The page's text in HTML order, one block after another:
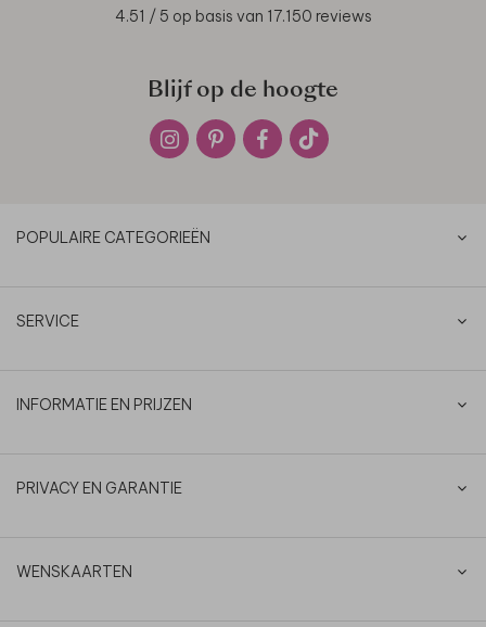
4.51 / 5 op basis van 17.150 reviews
Blijf op de hoogte
POPULAIRE CATEGORIEËN
SERVICE
INFORMATIE EN PRIJZEN
PRIVACY EN GARANTIE
WENSKAARTEN